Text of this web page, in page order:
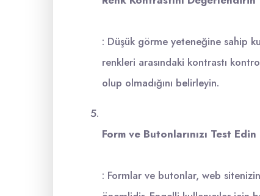
: Düşük görme yeteneğine sahip
renkleri arasındaki kontrastı
olup olmadığını belirleyin.
Form ve Butonlarınızı Test Edin
: Formlar ve butonlar, web